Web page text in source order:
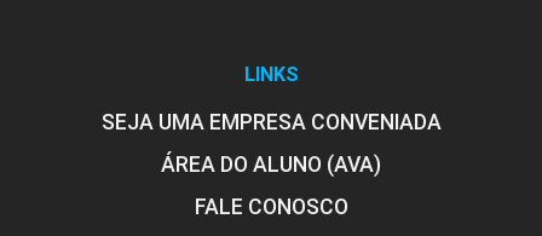
LINKS
SEJA UMA EMPRESA CONVENIADA
ÁREA DO ALUNO (AVA)
FALE CONOSCO